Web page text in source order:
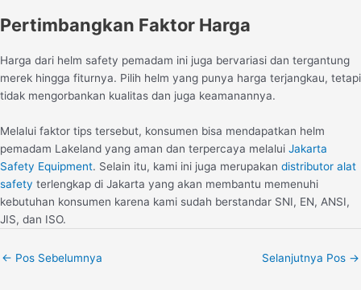
Pertimbangkan Faktor Harga
Harga dari helm safety pemadam ini juga bervariasi dan tergantung
merek hingga fiturnya. Pilih helm yang punya harga terjangkau, tetapi
tidak mengorbankan kualitas dan juga keamanannya.
Melalui faktor tips tersebut, konsumen bisa mendapatkan helm
pemadam Lakeland yang aman dan terpercaya melalui Jakarta
Safety Equipment. Selain itu, kami ini juga merupakan distributor alat
safety terlengkap di Jakarta yang akan membantu memenuhi
kebutuhan konsumen karena kami sudah berstandar SNI, EN, ANSI,
JIS, dan ISO.
← Pos Sebelumnya Selanjutnya Pos →